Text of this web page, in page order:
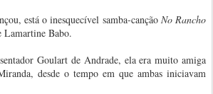
está o inesquecível samba-canção No Rancho
Lamartine Babo.
Goulart de Andrade, ela era muito amiga
desde o tempo em que ambas iniciavam